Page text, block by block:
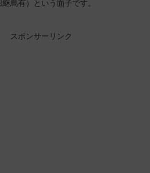
烏有）という面子です。
スポンサーリンク